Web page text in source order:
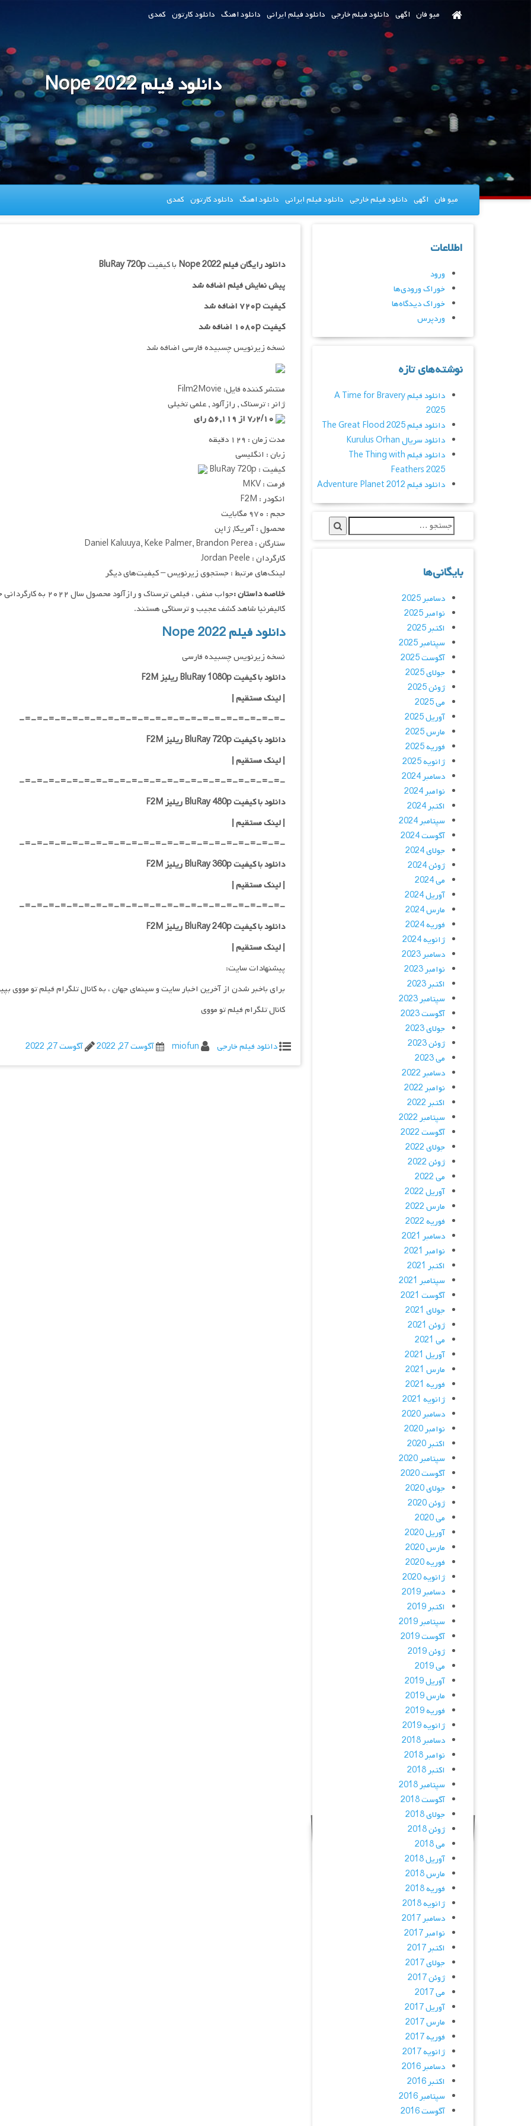
میو فان اگهی دانلود فیلم خارجی دانلود فیلم ایرانی دانلود اهنگ دانلود کارتون کمدی
دانلود فیلم Nope 2022
میو فان اگهی دانلود فیلم خارجی دانلود فیلم ایرانی دانلود اهنگ دانلود کارتون کمدی
دانلود رایگان فیلمNope 2022 با کیفیتBluRay 720p
پیش نمایش فیلم اضافه شد
کیفیت ۷۲۰p اضافه شد
کیفیت ۱۰۸۰p اضافه شد
نسخه زیرنویس چسبیده فارسی اضافه شد
منتشر کننده فایل: Film2Movie
ژانر : ترسناک , رازآلود , علمی تخیلی
مدت زمان : ۱۲۹ دقیقه
زبان : انگلیسی
کیفیت : BluRay 720p
فرمت : MKV
انکودر : F2M
حجم : ۹۷۰ مگابایت
محصول : آمریکا, ژاپن
ستارگان : Daniel Kaluuya, Keke Palmer, Brandon Perea
کارگردان : Jordan Peele
لینک‌های مرتبط : جستجوی زیرنویس – کیفیت‌های دیگر
خلاصه داستان :
جواب منفی ، فیلمی
کالیفرنیا شاهد کشف عجیب و ترسناکی هستند.
دانلود فیلم Nope 2022
نسخه زیرنویس چسبیده فارسی
دانلود با کیفیت BluRay 1080p ریلیز F2M
|لینک مستقیم|
-=-=-=-=-=-=-=-=-=-=-=-=-=-=-=-=-=-=-=-=-=-=-
دانلود با کیفیت BluRay 720p ریلیز F2M
| لینک مستقیم|
-=-=-=-=-=-=-=-=-=-=-=-=-=-=-=-=-=-=-=-=-=-=-
دانلود با کیفیت BluRay 480p ریلیز F2M
| لینک مستقیم|
-=-=-=-=-=-=-=-=-=-=-=-=-=-=-=-=-=-=-=-=-=-=-
دانلود با کیفیت BluRay 360p ریلیز F2M
| لینک مستقیم|
-=-=-=-=-=-=-=-=-=-=-=-=-=-=-=-=-=-=-=-=-=-=-
دانلود با کیفیت BluRay 240p ریلیز F2M
| لینک مستقیم|
پیشنهادات سایت:
برای باخبر شدن از آخرین اخبار سایت و سینمای جهان ، به کانال تلگرام فیلم تو مووی
کانال تلگرام فیلم تو مووی
دانلود فیلم خارجی miofun آگوست 27, 2022 آگوست 27, 2022
اطلاعات
ورود
خوراک ورودی‌ها
خوراک دیدگاه‌ها
وردپرس
نوشته‌های تازه
دانلود فیلم A Time for Bravery
2025
دانلود فیلم The Great Flood 2025
دانلود سریال Kurulus Orhan
دانلود فیلم The Thing with
Feathers 2025
دانلود فیلم Adventure Planet 2012
بایگانی‌ها
دسامبر 2025
نوامبر 2025
اکتبر 2025
سپتامبر 2025
آگوست 2025
جولای 2025
ژوئن 2025
می 2025
آوریل 2025
مارس 2025
فوریه 2025
ژانویه 2025
دسامبر 2024
نوامبر 2024
اکتبر 2024
سپتامبر 2024
آگوست 2024
جولای 2024
ژوئن 2024
می 2024
آوریل 2024
مارس 2024
فوریه 2024
ژانویه 2024
دسامبر 2023
نوامبر 2023
اکتبر 2023
سپتامبر 2023
آگوست 2023
جولای 2023
ژوئن 2023
می 2023
دسامبر 2022
نوامبر 2022
اکتبر 2022
سپتامبر 2022
آگوست 2022
جولای 2022
ژوئن 2022
می 2022
آوریل 2022
مارس 2022
فوریه 2022
دسامبر 2021
نوامبر 2021
اکتبر 2021
سپتامبر 2021
آگوست 2021
جولای 2021
ژوئن 2021
می 2021
آوریل 2021
مارس 2021
فوریه 2021
ژانویه 2021
دسامبر 2020
نوامبر 2020
اکتبر 2020
سپتامبر 2020
آگوست 2020
جولای 2020
ژوئن 2020
می 2020
آوریل 2020
مارس 2020
فوریه 2020
ژانویه 2020
دسامبر 2019
اکتبر 2019
سپتامبر 2019
آگوست 2019
ژوئن 2019
می 2019
آوریل 2019
مارس 2019
فوریه 2019
ژانویه 2019
دسامبر 2018
نوامبر 2018
اکتبر 2018
سپتامبر 2018
آگوست 2018
جولای 2018
ژوئن 2018
می 2018
آوریل 2018
مارس 2018
فوریه 2018
ژانویه 2018
دسامبر 2017
نوامبر 2017
اکتبر 2017
جولای 2017
ژوئن 2017
می 2017
آوریل 2017
مارس 2017
فوریه 2017
ژانویه 2017
دسامبر 2016
اکتبر 2016
سپتامبر 2016
آگوست 2016